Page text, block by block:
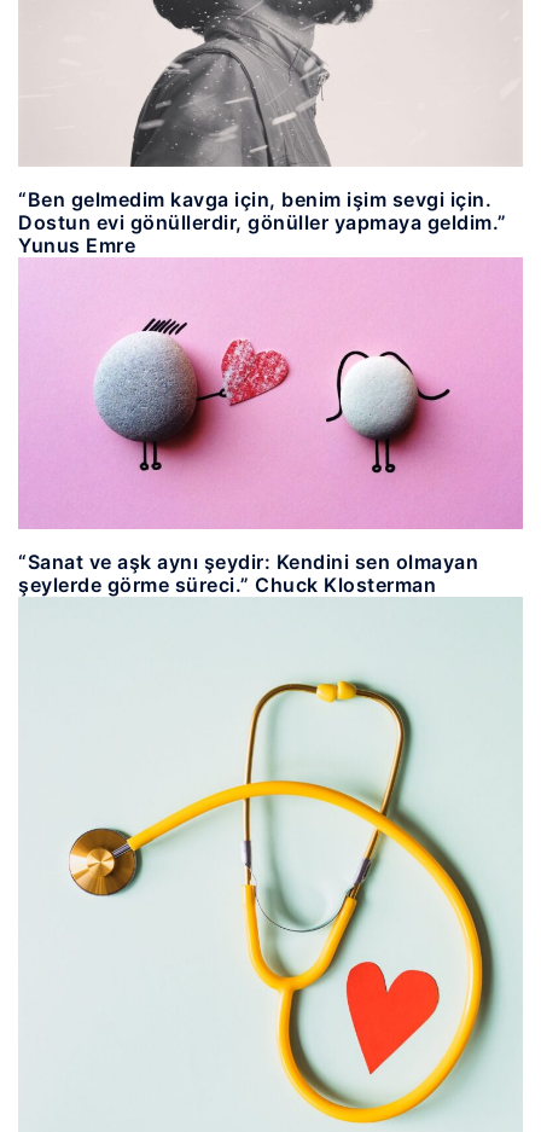
“Ben gelmedim kavga için, benim işim sevgi için.
Dostun evi gönüllerdir, gönüller yapmaya geldim.”
Yunus Emre
“Sanat ve aşk aynı şeydir: Kendini sen olmayan
şeylerde görme süreci.” Chuck Klosterman